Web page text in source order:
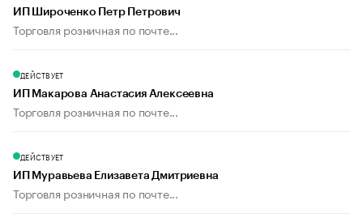
ИП Широченко Петр Петрович
Торговля розничная по почте...
ДЕЙСТВУЕТ
ИП Макарова Анастасия Алексеевна
Торговля розничная по почте...
ДЕЙСТВУЕТ
ИП Муравьева Елизавета Дмитриевна
Торговля розничная по почте...